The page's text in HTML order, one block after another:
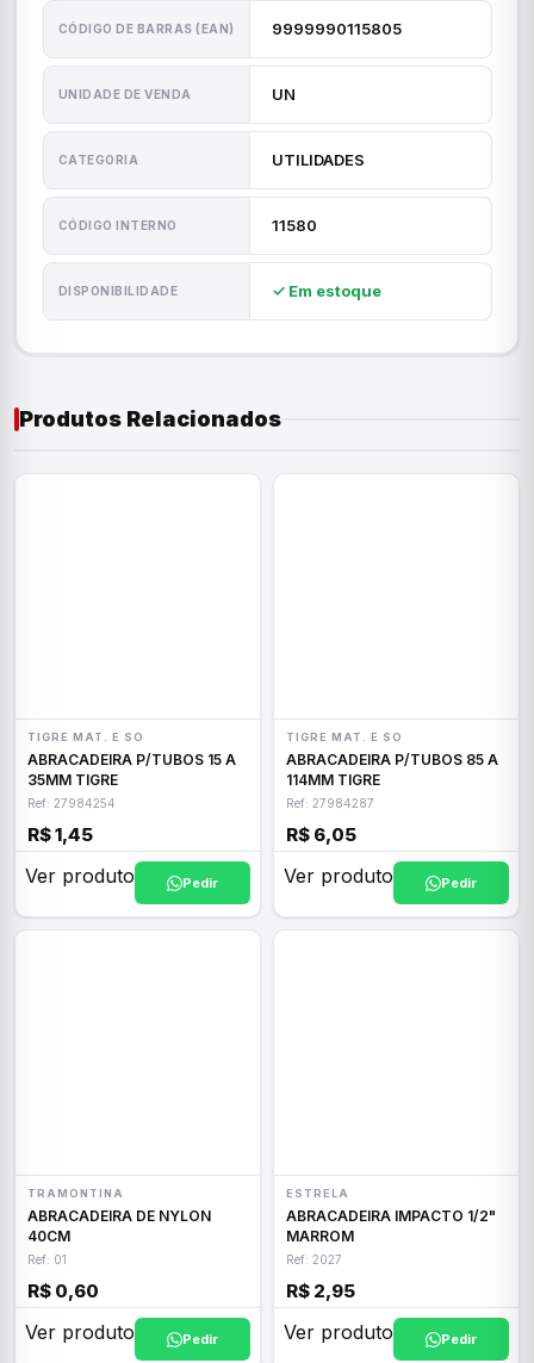
CÓDIGO DE BARRAS (EAN) 9999990115805
UNIDADE DE VENDA UN
CATEGORIA UTILIDADES
CÓDIGO INTERNO 11580
DISPONIBILIDADE ✓ Em estoque
Produtos Relacionados
TIGRE MAT. E SO
ABRACADEIRA P/TUBOS 15 A
35MM TIGRE
Ref: 27984254
R$ 1,45
Ver produto Pedir
TIGRE MAT. E SO
ABRACADEIRA P/TUBOS 85 A
114MM TIGRE
Ref: 27984287
R$ 6,05
Ver produto Pedir
TRAMONTINA
ABRACADEIRA DE NYLON
40CM
Ref: 01
R$ 0,60
Ver produto Pedir
ESTRELA
ABRACADEIRA IMPACTO 1/2"
MARROM
Ref: 2027
R$ 2,95
Ver produto Pedir